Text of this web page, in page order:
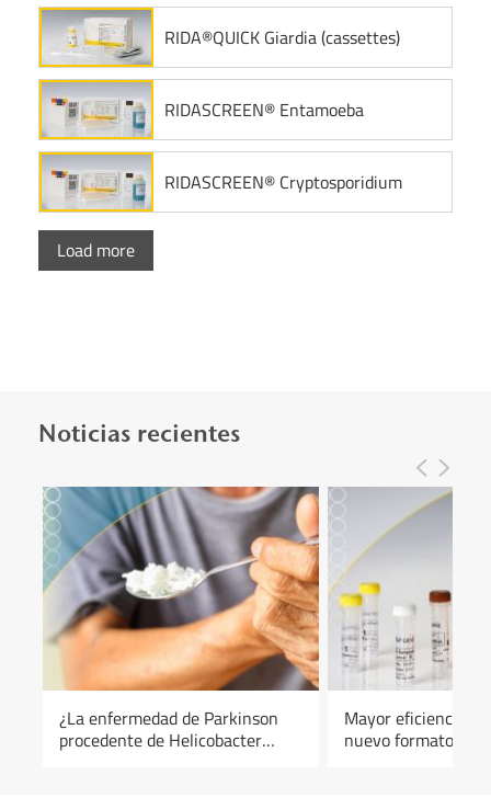
RIDA®QUICK Giardia (cassettes)
RIDASCREEN® Entamoeba
RIDASCREEN® Cryptosporidium
Load more
Noticias recientes
¿La enfermedad de Parkinson
procedente de Helicobacter
Mayor eficiencia y
nuevo formato de